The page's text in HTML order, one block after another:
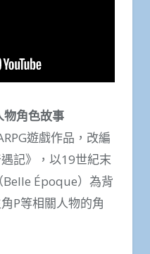
物角色故事
遊戲作品，改編
記》，以19世紀末
Époque）為背
P等相關人物的角